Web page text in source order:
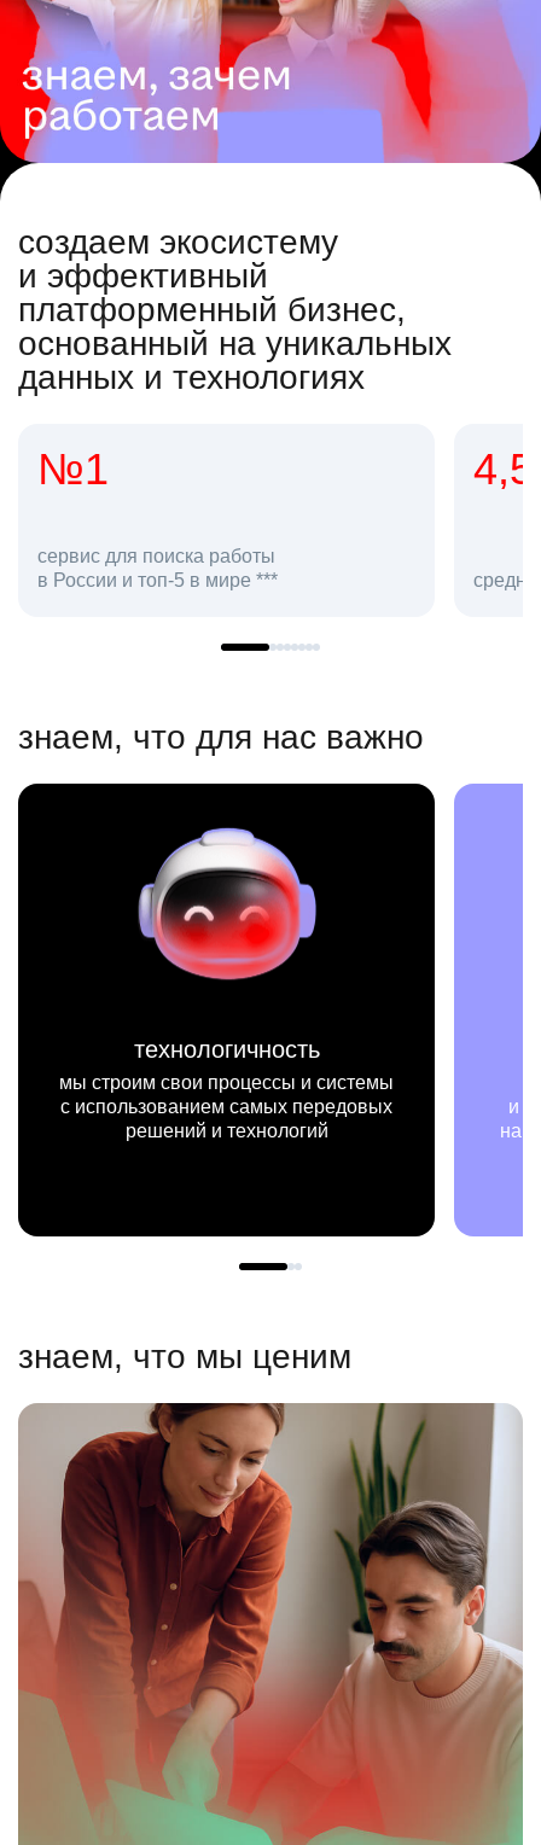
создаем экосистему
и эффективный
платформенный бизнес,
основанный на уникальных
данных и технологиях
средняя оценка hh.ru как работодателя **
знаем, что для нас важно
миссия
мы на конкретных цифрах
и примерах видим, как результаты
нашей работы меняют жизни людей
знаем, что мы ценим